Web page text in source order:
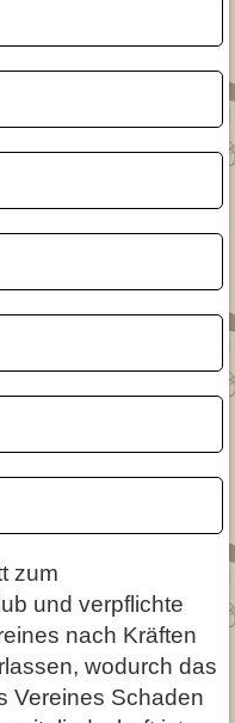
zum
und verpflichte
nach Kräften
wodurch das
Vereines Schaden